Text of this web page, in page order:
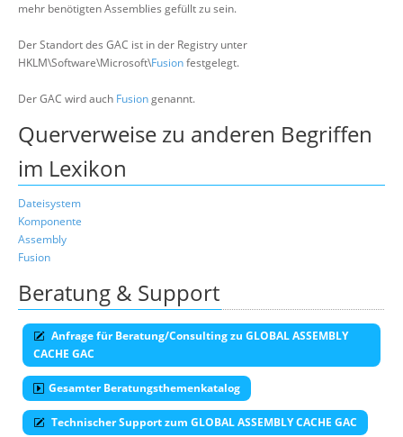
mehr benötigten Assemblies gefüllt zu sein.
Der Standort des GAC ist in der Registry unter
HKLM\Software\Microsoft\Fusionfestgelegt.
Der GAC wird auch Fusiongenannt.
Querverweise zu anderen Begriffen
im Lexikon
Dateisystem
Komponente
Assembly
Fusion
Beratung & Support
Anfrage für Beratung/Consulting zu GLOBAL ASSEMBLY
CACHE GAC
Gesamter Beratungsthemenkatalog
Technischer Support zum GLOBAL ASSEMBLY CACHE GAC